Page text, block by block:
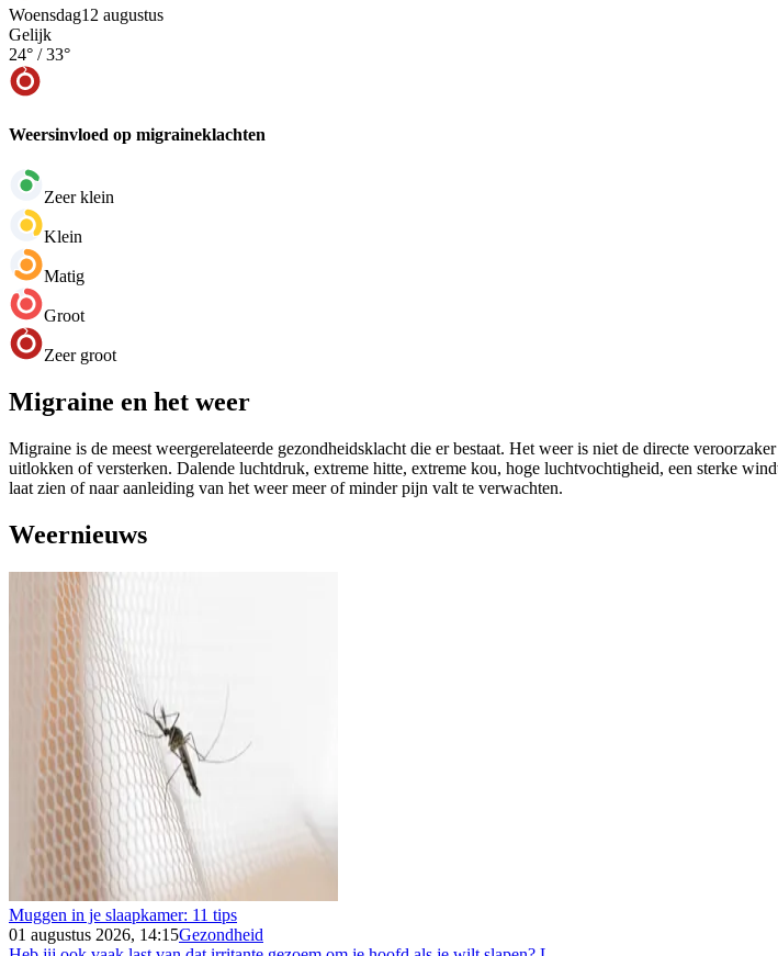
Woensdag12 augustus
Gelijk
24° /33°
Weersinvloed op migraineklachten
Zeer klein
Klein
Matig
Groot
Zeer groot
Migraine en het weer
Migraine is de meest weergerelateerde gezondheidsklacht die er bestaat. Het weer is niet de directe
uitlokken of versterken. Dalende luchtdruk, extreme hitte, extreme kou, hoge luchtvochtigheid, een sterke
laat zien of naar aanleiding van het weer meer of minder pijn valt te verwachten.
Weernieuws
Muggen in je slaapkamer: 11 tips
01 augustus 2026, 14:15Gezondheid